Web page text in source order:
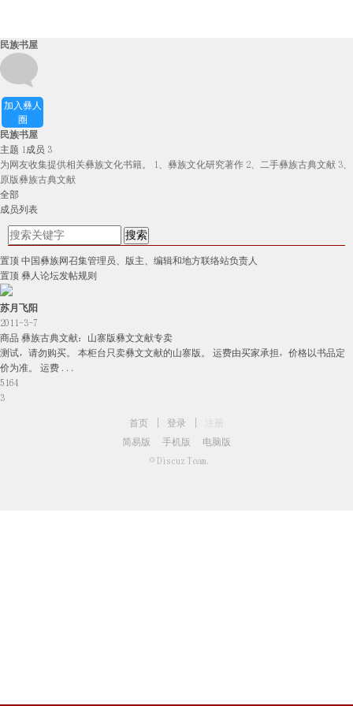
民族书屋
加入彝人
圈
民族书屋
主题 1 成员 3
为网友收集提供相关彝族文化书籍。 1、彝族文化研究著作 2、二手彝族古典文献 3、
原版彝族古典文献
全部
成员列表
置顶 中国彝族网召集管理员、版主、编辑和地方联络站负责人
置顶 彝人论坛发帖规则
苏月飞阳
2011-3-7
商品 彝族古典文献：山寨版彝文文献专卖
测试，请勿购买。 本柜台只卖彝文文献的山寨版。 运费由买家承担，价格以书品定
价为准。 运费 ...
5164
3
首页 登录
简易版
手机版
电脑版
© Discuz Team.